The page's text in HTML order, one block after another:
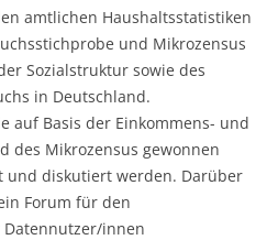
amtlichen Haushaltsstatistiken
und Mikrozensus
Sozialstruktur sowie des
in Deutschland.
auf Basis der Einkommens- und
des Mikrozensus gewonnen
und diskutiert werden. Darüber
Forum für den
innen